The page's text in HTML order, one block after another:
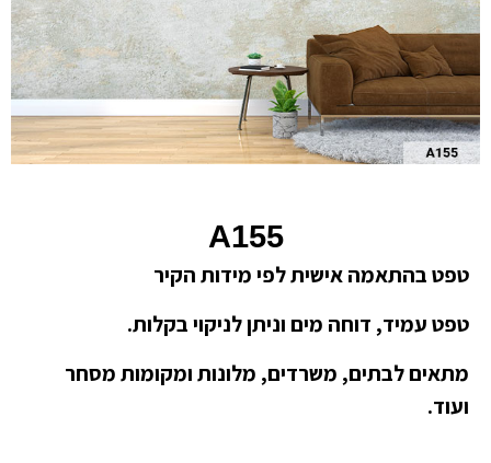
A155
טפט בהתאמה אישית לפי מידות הקיר
טפט עמיד, דוחה מים וניתן לניקוי בקלות.
מתאים לבתים, משרדים, מלונות ומקומות מסחר
ועוד.